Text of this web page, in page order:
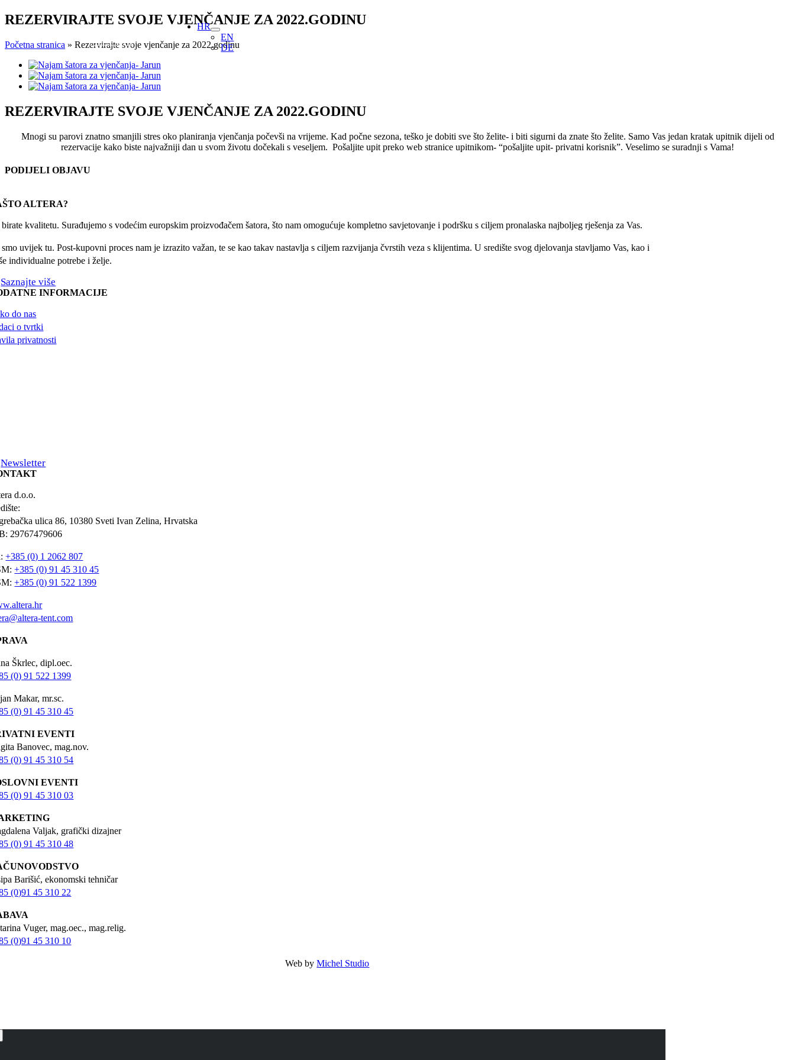
Skip
to
HR
EN
DE
REZERVIRAJTE SVOJE VJENČANJE ZA 2022.GODINU
Početna stranica » Rezervirajte svoje vjenčanje za 2022.godinu
View
Larger
Image
REZERVIRAJTE SVOJE VJENČANJE ZA 2022.GODINU
Mnogi su parovi znatno smanjili stres oko planiranja vjenčanja počevši na vrijeme. Kad počne sezona, teško je dobiti sve što želite- i biti sigurni da znate što želite. Samo Vas jedan kratak upitnik dijeli od
rezervacije kako biste najvažniji dan u svom životu dočekali s veseljem. Pošaljite upit preko web stranice upitnikom- “pošaljite upit- privatni korisnik”. Veselimo se suradnji s Vama!
PODIJELI OBJAVU
ALTERA?
birate kvalitetu. Surađujemo s vodećim europskim proizvođačem šatora, što nam omogućuje kompletno savjetovanje i podršku s ciljem pronalaska najboljeg rješenja za Vas.
smo uvijek tu. Post-kupovni proces nam je izrazito važan, te se kao takav nastavlja s ciljem razvijanja čvrstih veza s klijentima. U središte svog djelovanja stavljamo Vas, kao i
individualne potrebe i želje.
Saznajte više
INFORMACIJE
do nas
o tvrtki
privatnosti
Newsletter
d.o.o.
ulica 86, 10380 Sveti Ivan Zelina, Hrvatska
29767479606
+385 (0) 1 2062 807
+385 (0) 91 45 310 45
+385 (0) 91 522 1399
tent.com
Škrlec, dipl.oec.
(0) 91 522 1399
Makar, mr.sc.
(0) 91 45 310 45
EVENTI
Banovec, mag.nov.
(0) 91 45 310 54
EVENTI
(0) 91 45 310 03
Valjak, grafički dizajner
(0) 91 45 310 48
Barišić, ekonomski tehničar
(0)91 45 310 22
Vuger, mag.oec., mag.relig.
(0)91 45 310 10
Web byMichel Studio